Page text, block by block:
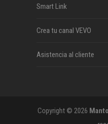
Smart Link
Crea tu canal VEVO
Asistencia al cliente
Copyright © 2026